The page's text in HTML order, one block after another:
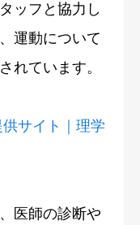
ッフと協力し
運動について
れています。
サイト｜理学
医師の診断や